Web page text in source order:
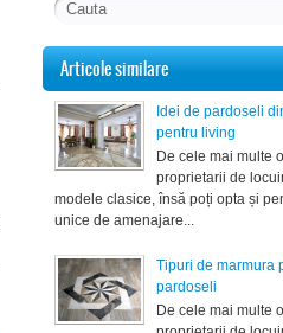
Articole similare
Idei de pardoseli
pentru living
De cele mai multe
proprietarii de
modele clasice, însă poți opta și
unice de amenajare...
Tipuri de marmura
pardoseli
De cele mai multe